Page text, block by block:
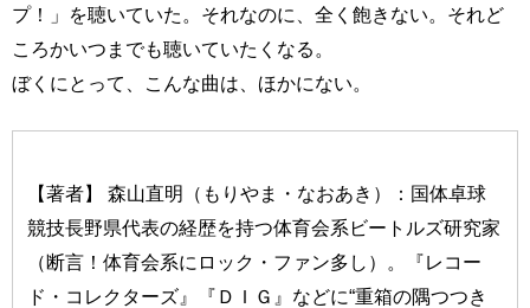
プ！」を聴いていた。それなのに、全く飽きない。それど
ころかいつまでも聴いていたくなる。
ぼくにとって、こんな曲は、ほかにない。
【著者】 森山直明（もりやま・なおあき）：国体卓球
競技長野県代表の経歴を持つ体育会系ビートルズ研究家
（断言！体育会系にロック・ファン多し）。『レコー
ド・コレクターズ』『ＤＩＧ』などに“重箱の隅つつき